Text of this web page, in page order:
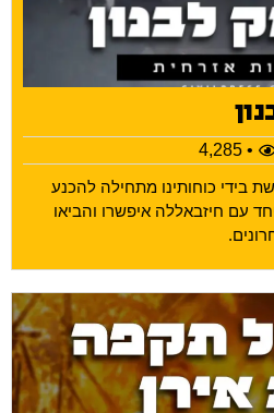
• 4,285
בידי כוחותינו מתחילה להכנע
עם חיזבאללה איפשרו והביאו